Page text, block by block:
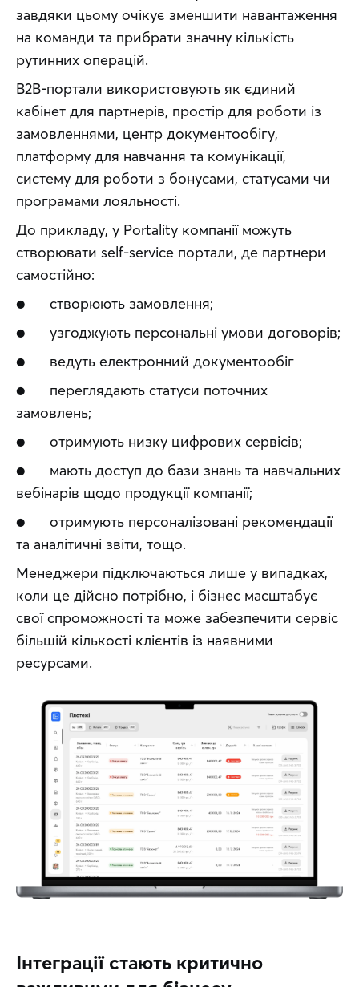
завдяки цьому очікує зменшити навантаження
на команди та прибрати значну кількість
рутинних операцій.
B2B-портали використовують як єдиний
кабінет для партнерів, простір для роботи із
замовленнями, центр документообігу,
платформу для навчання та комунікації,
систему для роботи з бонусами, статусами чи
програмами лояльності.
До прикладу, у Portality компанії можуть
створювати self-service портали, де партнери
самостійно:
●      створюють замовлення;
●      узгоджують персональні умови договорів;
●      ведуть електронний документообіг
●      переглядають статуси поточних
замовлень;
●      отримують низку цифрових сервісів;
●      мають доступ до бази знань та навчальних
вебінарів щодо продукції компанії;
●      отримують персоналізовані рекомендації
та аналітичні звіти, тощо.
Менеджери підключаються лише у випадках,
коли це дійсно потрібно, і бізнес масштабує
свої спроможності та може забезпечити сервіс
більшій кількості клієнтів із наявними
ресурсами.
Інтеграції стають критично